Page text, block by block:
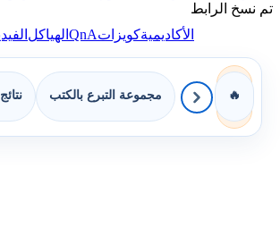
تم نسخ الرابط
الأكاديميةكويزاتQnAالهياكل
🔥 مجموعة التبرع بالكتب